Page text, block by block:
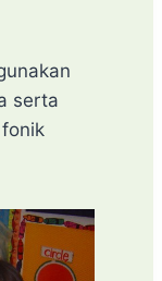
serta